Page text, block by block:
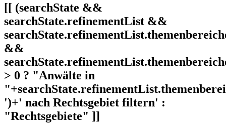
[[ (searchState &&
searchState.refinementList &&
&&
> 0 ? "Anwälte in
')+' nach Rechtsgebiet filtern' :
"Rechtsgebiete" ]]